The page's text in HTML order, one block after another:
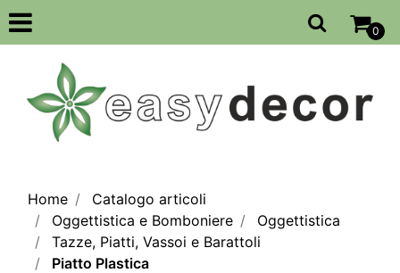
Open
0
Home
Catalogo articoli
Oggettistica e Bomboniere
Oggettistica
Tazze, Piatti, Vassoi e Barattoli
Piatto Plastica